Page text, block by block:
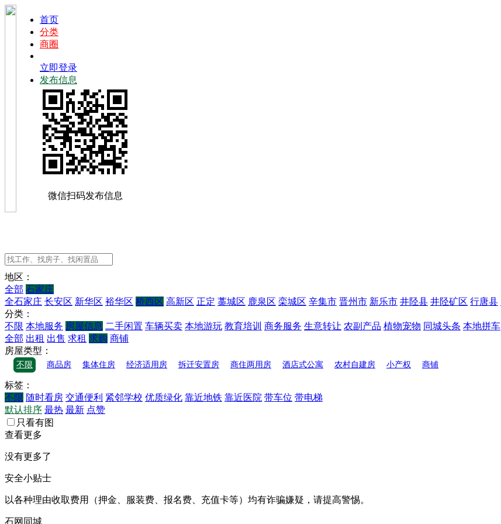
首页
分类
商圈
立即登录
发布信息
微信扫码发布信息
地区：
全部 石家庄
全石家庄 长安区 新华区 裕华区 桥西区 高新区 正定 藁城区 鹿泉区 栾城区 辛集市 晋州市 新乐市 井陉县 井陉矿区 行唐县
分类：
不限 本地服务 房屋信息 二手闲置 车辆买卖 本地游玩 教育培训 商务服务 生意转让 农副产品 植物宠物 同城头条 本地拼车
全部 出租 出售 求租 求购 商铺
房屋类型：
不限 商品房 集体住房 经济适用房 拆迁安置房 商住两用房 酒店式公寓 农村自建房 小产权 商铺
标签：
不限 随时看房 交通便利 紧邻学校 优质绿化 靠近地铁 靠近医院 带车位 带电梯
默认排序 最热 最新 点赞
只看有图
查看更多
没有更多了
安全小贴士
以各种理由收取费用（押金、服装费、报名费、充值卡等）均有诈骗嫌疑，请提高警惕。
石网同城